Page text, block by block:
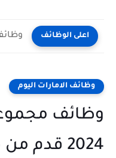
اعلى الوظائف
وظائف الامارات اليوم
وظائف